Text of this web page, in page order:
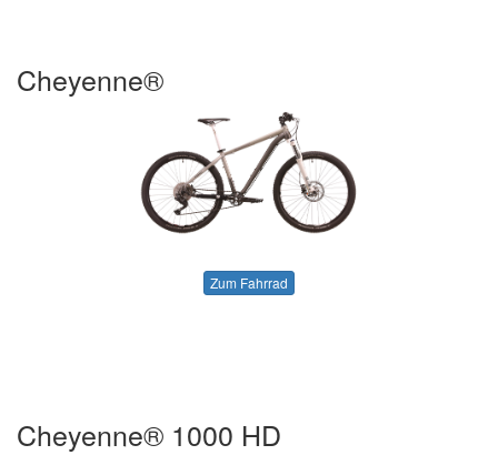
Cheyenne®
Zum Fahrrad
Cheyenne® 1000 HD